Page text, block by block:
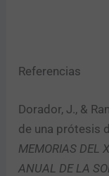
Referencias
Dorador, J., &
de una prótesis
MEMORIAS DEL
ANUAL DE LA